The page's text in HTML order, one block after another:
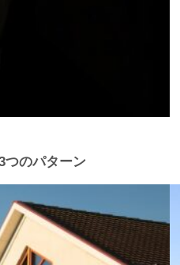
つのパターン